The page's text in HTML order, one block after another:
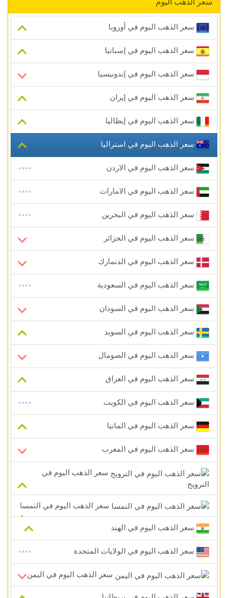
سعر الذهب اليوم
سعر الذهب اليوم في أوروبا
سعر الذهب اليوم في إسبانيا
سعر الذهب اليوم في إندونيسيا
سعر الذهب اليوم في إيران
سعر الذهب اليوم في إيطاليا
سعر الذهب اليوم في استراليا
سعر الذهب اليوم في الاردن
سعر الذهب اليوم في الامارات
سعر الذهب اليوم في البحرين
سعر الذهب اليوم في الجزائر
سعر الذهب اليوم في الدنمارك
سعر الذهب اليوم في السعودية
سعر الذهب اليوم في السودان
سعر الذهب اليوم في السويد
سعر الذهب اليوم في الصومال
سعر الذهب اليوم في العراق
سعر الذهب اليوم في الكويت
سعر الذهب اليوم في المانيا
سعر الذهب اليوم في المغرب
سعر الذهب اليوم في
النرويج
سعر الذهب اليوم في النمسا
سعر الذهب اليوم في الهند
سعر الذهب اليوم في الولايات المتحدة
سعر الذهب اليوم في اليمن